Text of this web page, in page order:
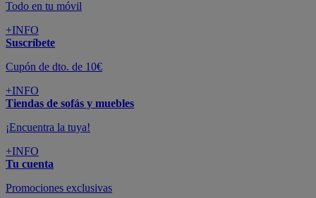
Todo en tu móvil
+INFO
Suscríbete
Cupón de dto. de 10€
+INFO
Tiendas de sofás y muebles
¡Encuentra la tuya!
+INFO
Tu cuenta
Promociones exclusivas